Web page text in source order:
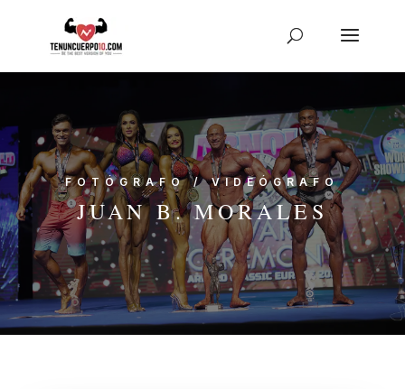
FOTÓGRAFO / VIDEÓGRAFO
JUAN B. MORALES